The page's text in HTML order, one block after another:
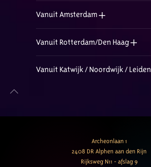
Vanuit Amsterdam
Vanuit Rotterdam/Den Haag
Vanuit Katwijk / Noordwijk / Leiden
Archeonlaan 1
2408 DR Alphen aan den Rijn
Rijksweg N11 - afslag 9